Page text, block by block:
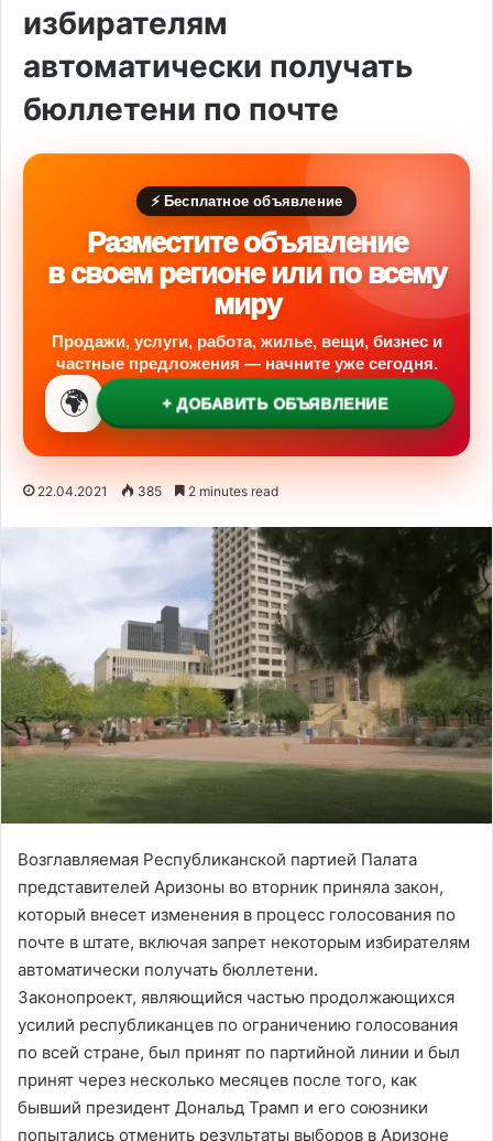
избирателям
автоматически получать
бюллетени по почте
⚡ Бесплатное объявление
Разместите объявление
в своем регионе или по всему
миру
Продажи, услуги, работа, жилье, вещи, бизнес и
частные предложения — начните уже сегодня.
🌍 + ДОБАВИТЬ ОБЪЯВЛЕНИЕ
22.04.2021 385 2 minutes read
Возглавляемая Республиканской партией Палата
представителей Аризоны во вторник приняла закон,
который внесет изменения в процесс голосования по
почте в штате, включая запрет некоторым избирателям
автоматически получать бюллетени.
Законопроект, являющийся частью продолжающихся
усилий республиканцев по ограничению голосования
по всей стране, был принят по партийной линии и был
принят через несколько месяцев после того, как
бывший президент Дональд Трамп и его союзники
попытались отменить результаты выборов в Аризоне